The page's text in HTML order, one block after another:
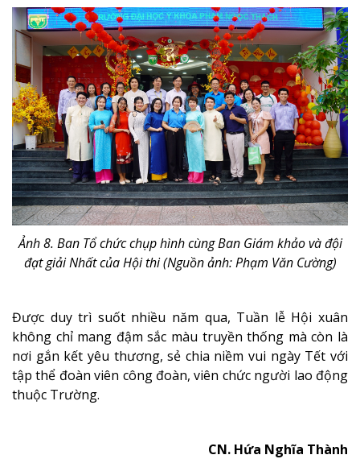
Ảnh8. Ban Tổ chức chụp hình cùng Ban Giám khảo và đội
đạt giải Nhất của Hội thi (Nguồn ảnh: Phạm Văn Cường)
Được duy trì suốt nhiều năm qua, Tuần lễ Hội xuân
không chỉ mang đậm sắc màu truyền thống mà còn là
nơi gắn kết yêu thương, sẻ chia niềm vui ngày Tết với
tập thể đoàn viên công đoàn, viên chức người lao động
thuộc Trường.
CN. Hứa Nghĩa Thành